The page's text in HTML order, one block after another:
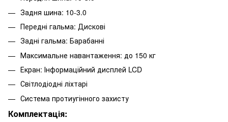
Задня шина: 10-3.0
Передні гальма: Дискові
Задні гальма: Барабанні
Максимальне навантаження: до 150 кг
Екран: Інформаційний дисплей LCD
Світлодіодні ліхтарі
Система протиугінного захисту
Комплектація: